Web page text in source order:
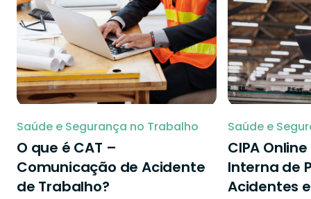
Saúde e Segurança no Trabalho
O que é CAT –
Comunicação de Acidente
de Trabalho?
Saúde e
CIPA
Interna de
Acidentes